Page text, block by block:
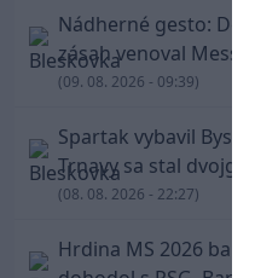
Nádherné gesto: De
zásah venoval
(09. 08. 2026 - 09:39)
Spartak vybavil
Trnavy sa stal
(08. 08. 2026 - 22:27)
Hrdina MS 2026 balí